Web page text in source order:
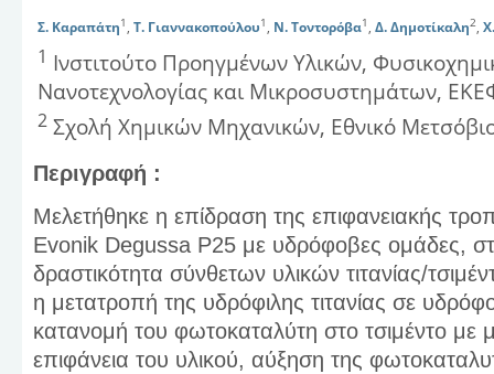
Σ. Καραπάτη1 , Τ. Γιαννακοπούλου1 , Ν. Τοντορόβα1 , Δ. Δημοτίκαλη2,
1 Ινστιτούτο Προηγμένων Υλικών,
Νανοτεχνολογίας και Μικροσυστημάτων,
2 Σχολή Χημικών Μηχανικών, Εθνικό
Περιγραφή :
Μελετήθηκε η επίδραση της επιφανειακής
Evonik Degussa P25 με υδρόφοβες ομάδες,
δραστικότητα σύνθετων υλικών τιτανίας/
η μετατροπή της υδρόφιλης τιτανίας σε
κατανομή του φωτοκαταλύτη στο τσιμέντο με
επιφάνεια του υλικού, αύξηση της